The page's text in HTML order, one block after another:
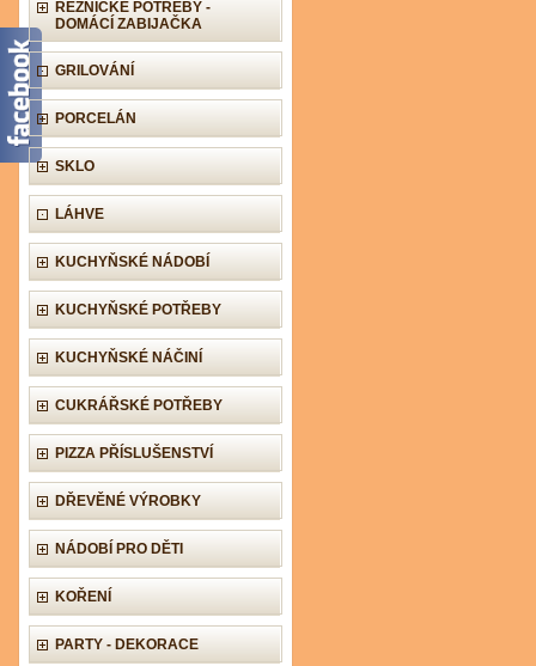
ŘEZNICKÉ POTŘEBY -
DOMÁCÍ ZABIJAČKA
GRILOVÁNÍ
PORCELÁN
SKLO
LÁHVE
KUCHYŇSKÉ NÁDOBÍ
KUCHYŇSKÉ POTŘEBY
KUCHYŇSKÉ NÁČINÍ
CUKRÁŘSKÉ POTŘEBY
PIZZA PŘÍSLUŠENSTVÍ
DŘEVĚNÉ VÝROBKY
NÁDOBÍ PRO DĚTI
KOŘENÍ
PARTY - DEKORACE